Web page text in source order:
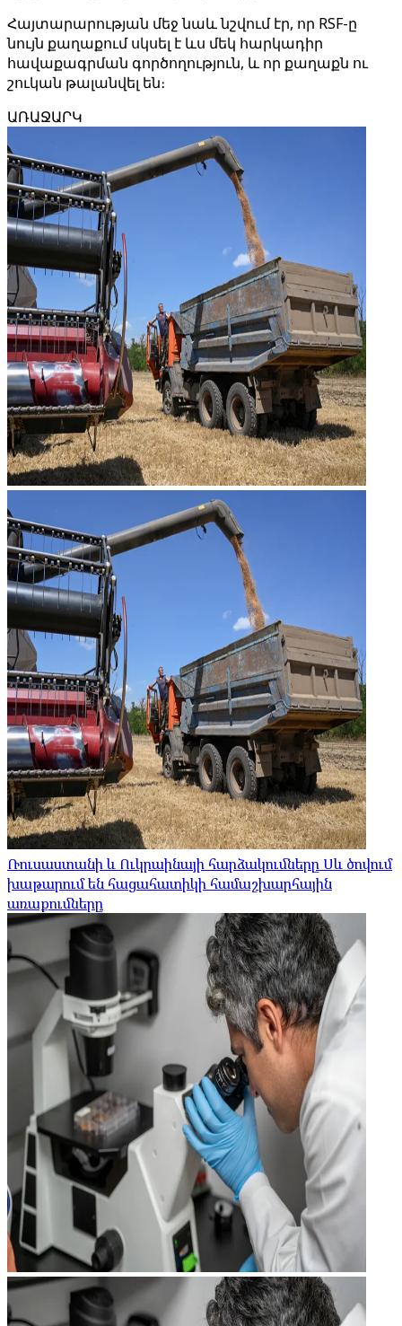
Հայտարարության մեջ նաև նշվում էր, որ RSF-ը
նույն քաղաքում սկսել է ևս մեկ հարկադիր
հավաքագրման գործողություն, և որ քաղաքն ու
շուկան թալանվել են։
ԱՌԱՋԱՐԿ
Ռուսաստանի և Ուկրաինայի հարձակումները Սև ծովում
խաթարում են հացահատիկի համաշխարհային
առաքումները